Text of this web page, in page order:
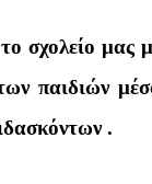
σχολείο μας
παιδιών
.